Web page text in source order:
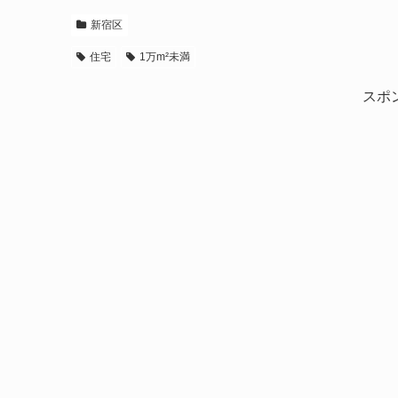
新宿区
住宅 1万m²未満
スポ